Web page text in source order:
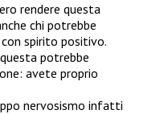
rendere questa
chi potrebbe
spirito positivo.
potrebbe
avete proprio
nervosismo infatti